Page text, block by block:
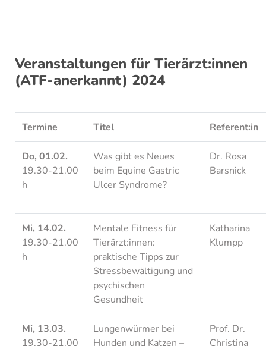
Veranstaltungen für Tierärzt:innen
(ATF-anerkannt) 2024
Termine Titel Referent:in
Do, 01.02.
19.30-21.00
h
Was gibt es Neues
beim Equine Gastric
Ulcer Syndrome?
Dr. Rosa
Barsnick
Mi, 14.02.
19.30-21.00
h
Mentale Fitness für
Tierärzt:innen:
praktische Tipps zur
Stressbewältigung und
psychischen
Gesundheit
Katharina
Klumpp
Mi, 13.03.
19.30-21.00
Lungenwürmer bei
Hunden und Katzen –
Prof. Dr.
Christina